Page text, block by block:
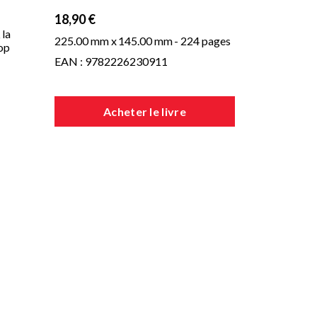
la
18,90 €
225.00 mm x145.00 mm- 224 pages
EAN : 9782226230911
Acheter le livre